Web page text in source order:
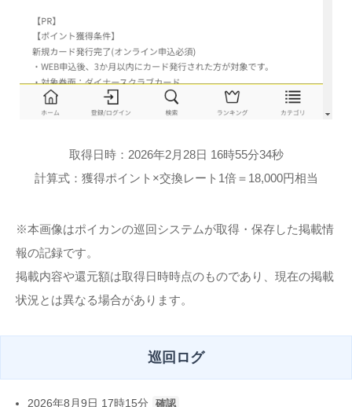
取得日時：2026年2月28日 16時55分34秒
計算式：獲得ポイント×交換レート1倍＝18,000円相当
※本画像はポイカンの巡回システムが取得・保存した掲載情
報の記録です。
掲載内容や還元額は取得日時時点のものであり、現在の掲載
状況とは異なる場合があります。
巡回ログ
2026年8月9日 17時15分 確認